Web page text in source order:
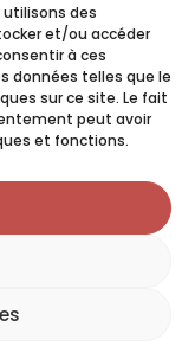
utilisons des
et/ou accéder
à ces
données telles que le
sur ce site. Le fait
peut avoir
et fonctions.
–Acheter
–Acheter
prix–Acheter
pas cher–
en ligne–
ligne sans
rapide
meilleur prix
pas cher
prix en ligne